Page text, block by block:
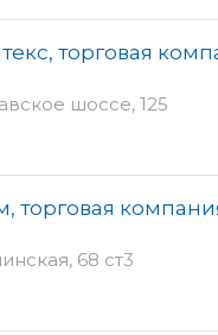
торговая
шоссе, 125
торговая
68 ст3